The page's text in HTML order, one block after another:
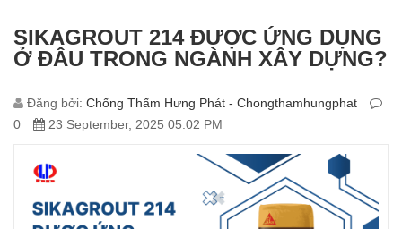
SIKAGROUT 214 ĐƯỢC ỨNG DỤNG
Ở ĐÂU TRONG NGÀNH XÂY DỰNG?
Đăng bởi: Chống Thấm Hưng Phát - Chongthamhungphat
0
23 September, 2025 05:02 PM